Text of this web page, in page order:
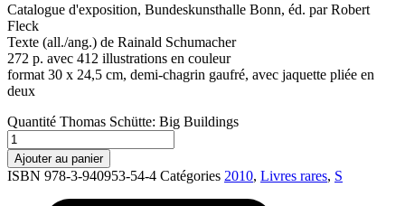
Catalogue d'exposition, Bundeskunsthalle Bonn, éd. par Robert
Fleck
Texte (all./ang.) de Rainald Schumacher
272 p. avec 412 illustrations en couleur
format 30 x 24,5 cm, demi-chagrin gaufré, avec jaquette pliée en
deux
Quantité Thomas Schütte: Big Buildings
Ajouter au panier
ISBN 978-3-940953-54-4 Catégories 2010, Livres rares, S